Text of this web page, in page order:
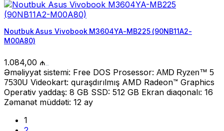
Noutbuk Asus Vivobook M3604YA-MB225 (90NB11A2-
M00A80)
1.084,00 ₼
Əməliyyat sistemi: Free DOS Prosessor: AMD Ryzen™ 5
7530U Videokart: quraşdırılmış AMD Radeon™ Graphics
Operativ yaddaş: 8 GB SSD: 512 GB Ekran diaqonalı: 16
Zəmanət müddəti: 12 ay
1